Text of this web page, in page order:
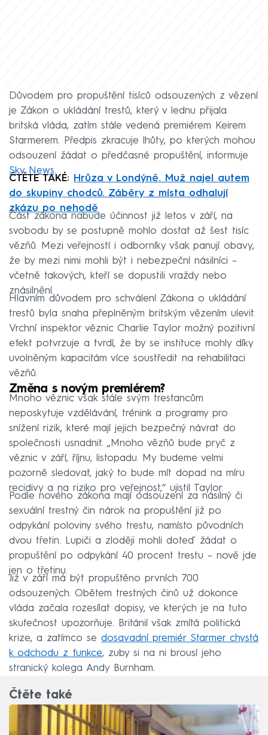
Důvodem pro propuštění tisíců odsouzených z vězení
je Zákon o ukládání trestů, který v lednu přijala
britská vláda, zatím stále vedená premiérem Keirem
Starmerem. Předpis zkracuje lhůty, po kterých mohou
odsouzení žádat o předčasné propuštění, informuje
Sky News.
ČTĚTE TAKÉ: Hrůza v Londýně. Muž najel autem
do skupiny chodců. Záběry z místa odhalují
zkázu po nehodě
Část zákona nabude účinnost již letos v září, na
svobodu by se postupně mohlo dostat až šest tisíc
vězňů. Mezi veřejností i odborníky však panují obavy,
že by mezi nimi mohli být i nebezpeční násilníci –
včetně takových, kteří se dopustili vraždy nebo
znásilnění.
Hlavním důvodem pro schválení Zákona o ukládání
trestů byla snaha přeplněným britským vězením ulevit.
Vrchní inspektor věznic Charlie Taylor možný pozitivní
efekt potvrzuje a tvrdí, že by se instituce mohly díky
uvolněným kapacitám více soustředit na rehabilitaci
vězňů.
Změna s novým premiérem?
Mnoho věznic však stále svým trestancům
neposkytuje vzdělávání, trénink a programy pro
snížení rizik, které mají jejich bezpečný návrat do
společnosti usnadnit. „Mnoho vězňů bude pryč z
věznic v září, říjnu, listopadu. My budeme velmi
pozorně sledovat, jaký to bude mít dopad na míru
recidivy a na riziko pro veřejnost,“ ujistil Taylor.
Podle nového zákona mají odsouzení za násilný či
sexuální trestný čin nárok na propuštění již po
odpykání poloviny svého trestu, namísto původních
dvou třetin. Lupiči a zloději mohli doteď žádat o
propuštění po odpykání 40 procent trestu – nově jde
jen o třetinu.
Již v září má být propuštěno prvních 700
odsouzených. Obětem trestných činů už dokonce
vláda začala rozesílat dopisy, ve kterých je na tuto
skutečnost upozorňuje. Británií však zmítá politická
krize, a zatímco se dosavadní premiér Starmer chystá
k odchodu z funkce, zuby si na ni brousí jeho
stranický kolega Andy Burnham.
Čtěte také